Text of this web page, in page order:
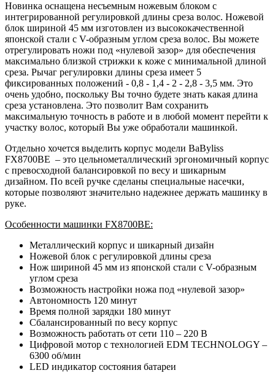
Новинка оснащена несъемным ножевым блоком с
интегрированной регулировкой длины среза волос. Ножевой
блок шириной 45 мм изготовлен из высококачественной
японской стали с V-образным углом среза волос. Вы можете
отрегулировать ножи под «нулевой зазор» для обеспечения
максимально близкой стрижки к коже с минимальной длиной
среза. Рычаг регулировки длины среза имеет 5
фиксированных положений - 0,8 - 1,4 - 2 - 2,8 - 3,5 мм. Это
очень удобно, поскольку Вы точно будете знать какая длина
среза установлена. Это позволит Вам сохранить
максимальную точность в работе и в любой момент перейти к
участку волос, который Вы уже обработали машинкой.
Отдельно хочется выделить корпус модели BaByliss
FX8700BE – это цельнометаллический эргономичный корпус
с превосходной балансировкой по весу и шикарным
дизайном. По всей ручке сделаны специальные насечки,
которые позволяют значительно надежнее держать машинку в
руке.
Особенности машинки FX8700BE:
Металлический корпус и шикарный дизайн
Ножевой блок с регулировкой длины среза
Нож шириной 45 мм из японской стали с V-образным
углом среза
Возможность настройки ножа под «нулевой зазор»
Автономность 120 минут
Время полной зарядки 180 минут
Сбалансированный по весу корпус
Возможность работать от сети 110 – 220 В
Цифровой мотор с технологией EDM TECHNOLOGY –
6300 об/мин
LED индикатор состояния батареи